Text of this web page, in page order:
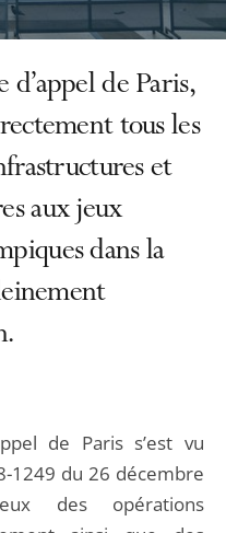
de Paris,
tous les
et
aux jeux
dans la
de Paris s’est vu
1249 du 26 décembre
des opérations